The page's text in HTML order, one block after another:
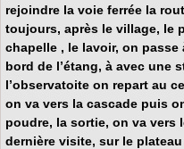
rejoindre la voie ferrée la
toujours, après le village, le
chapelle , le lavoir, on
bord de l’étang, à avec une
l’observatoite on repart au
on va vers la cascade puis
poudre, la sortie, on va vers
dernière visite, sur le